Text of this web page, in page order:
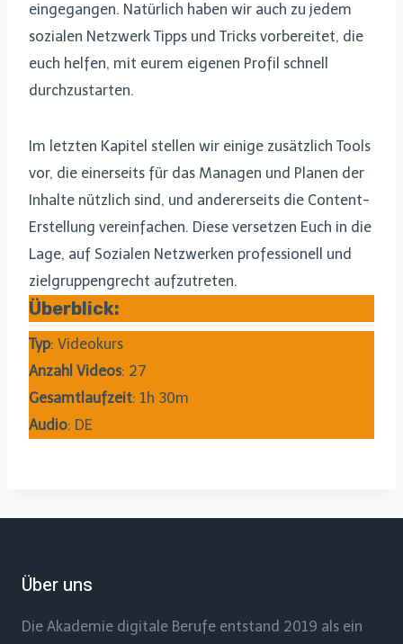
eingegangen. Natürlich haben wir auch zu jedem
sozialen Netzwerk Tipps und Tricks vorbereitet, die
euch helfen, mit eurem eigenen Profil schnell
durchzustarten.
Im letzten Kapitel stellen wir einige zusätzlich Tools
vor, die einerseits für das Managen und Planen der
Inhalte nützlich sind, und andererseits die Content-
Erstellung vereinfachen. Diese versetzen Euch in die
Lage, auf Sozialen Netzwerken professionell und
zielgruppengrecht aufzutreten.
Überblick:
Typ: Videokurs
Anzahl Videos: 27
Gesamtlaufzeit: 1h 30m
Audio: DE
Über uns
Die Akademie digitale Berufe entstand 2019 als ein